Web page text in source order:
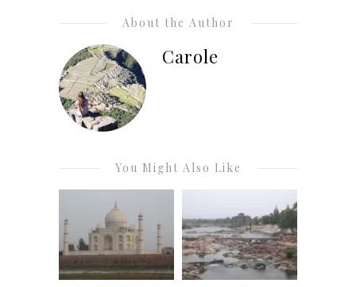
About the Author
Carole
You Might Also Like